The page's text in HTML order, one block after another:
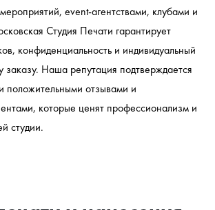
event-агентствами, клубами и
Студия Печати гарантирует
конфиденциальность и индивидуальный
заказу. Наша репутация подтверждается
положительными отзывами и
которые ценят профессионализм и
студии.